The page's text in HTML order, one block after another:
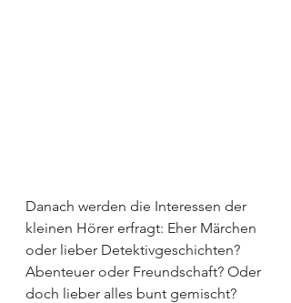
Danach werden die Interessen der
kleinen Hörer erfragt: Eher Märchen
oder lieber Detektivgeschichten?
Abenteuer oder Freundschaft? Oder
doch lieber alles bunt gemischt?